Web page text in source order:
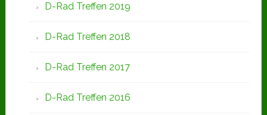
D-Rad Treffen 2019
D-Rad Treffen 2018
D-Rad Treffen 2017
D-Rad Treffen 2016